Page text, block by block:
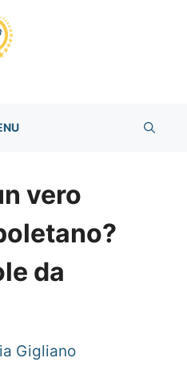
vero
da
Gigliano